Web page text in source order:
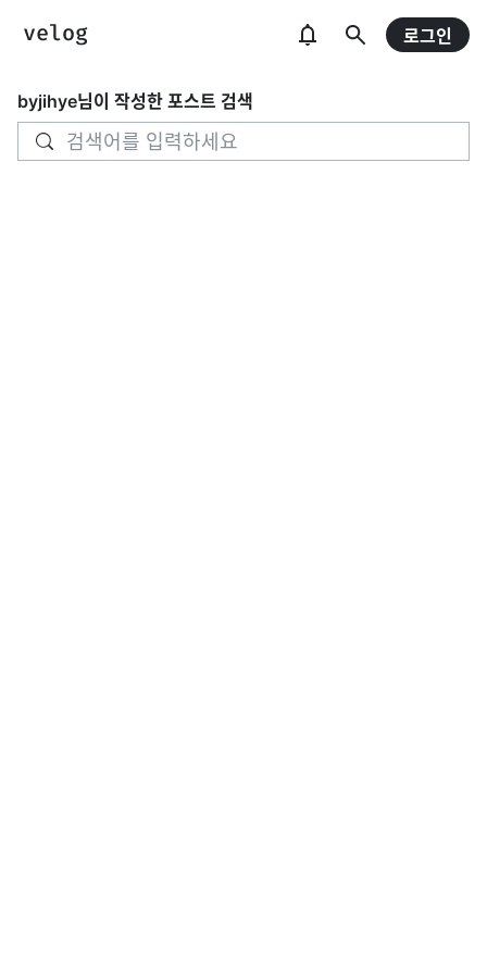
로그인
byjihye님이 작성한 포스트 검색